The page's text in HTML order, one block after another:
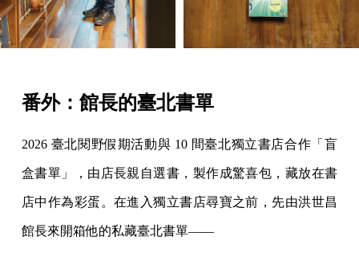
番外：館長的臺北書單
2026 臺北閱野假期活動與 10 間臺北獨立書店合作「盲
盒書單」，由店長親自選書，製作成驚喜包，藏放在書
店中作為彩蛋。在進入獨立書店尋寶之前，先由洪世昌
館長來開箱他的私藏臺北書單——